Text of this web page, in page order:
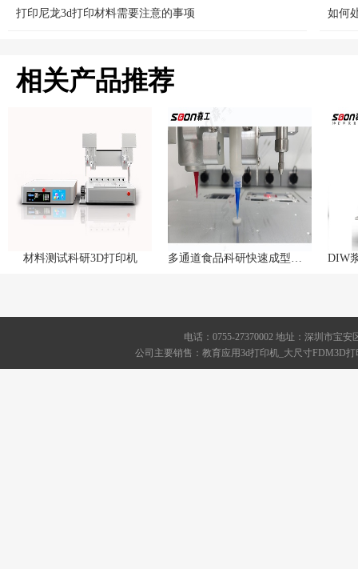
打印尼龙3d打印材料需要注意的事项 如何
相关产品推荐
材料测试科研3D打印机 多通道食品科研快速成型设备/科研级食品3D打印设备
电话：0755-27370002 地址：深圳市宝
公司主要销售：教育应用3d打印机_大尺寸FDM3D